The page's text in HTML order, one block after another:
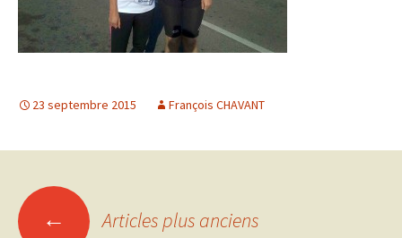
23 septembre 2015 François CHAVANT
Navigation
← Articles plus anciens